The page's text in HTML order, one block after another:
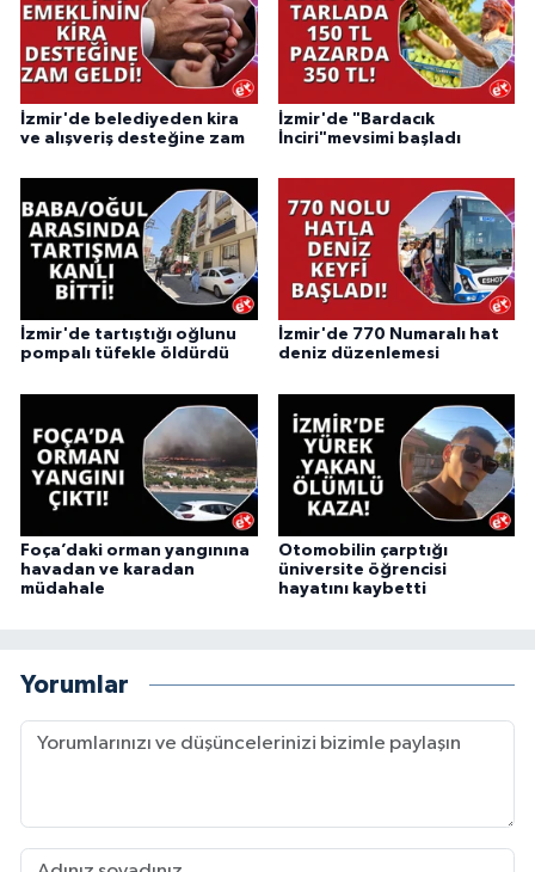
İzmir'de belediyeden kira
ve alışveriş desteğine zam
İzmir'de "Bardacık
İnciri"mevsimi başladı
İzmir'de tartıştığı oğlunu
pompalı tüfekle öldürdü
İzmir'de 770 Numaralı hat
deniz düzenlemesi
Foça’daki orman yangınına
havadan ve karadan
müdahale
Otomobilin çarptığı
üniversite öğrencisi
hayatını kaybetti
Yorumlar